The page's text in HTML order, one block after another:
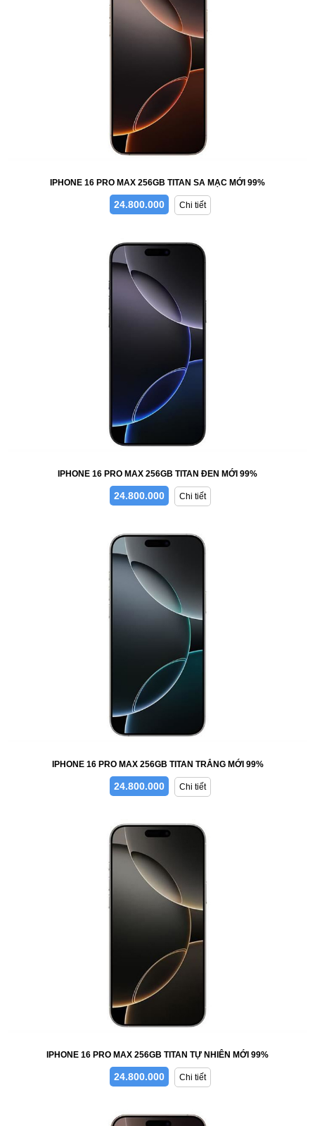
IPHONE 16 PRO MAX 256GB TITAN SA MẠC MỚI 99%
24.800.000 Chi tiết
IPHONE 16 PRO MAX 256GB TITAN ĐEN MỚI 99%
24.800.000 Chi tiết
IPHONE 16 PRO MAX 256GB TITAN TRẮNG MỚI 99%
24.800.000 Chi tiết
IPHONE 16 PRO MAX 256GB TITAN TỰ NHIÊN MỚI 99%
24.800.000 Chi tiết